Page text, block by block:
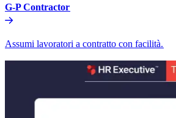
G-P Contractor​​
Assumi lavoratori a contratto con facilità.​​